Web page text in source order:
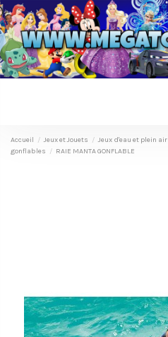
Accueil Jeux et Jouets Jeux d'eau et plein air
gonflables
RAIE MANTA GONFLABLE